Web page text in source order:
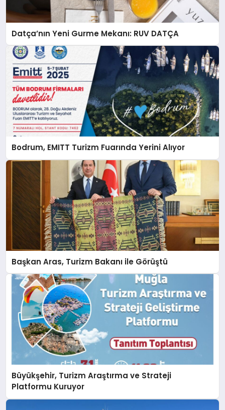
Datça’nın Yeni Gurme Mekanı: RUV DATÇA
Bodrum, EMITT Turizm Fuarında Yerini Alıyor
Başkan Aras, Turizm Bakanı ile Görüştü
Büyükşehir, Turizm Araştırma ve Strateji
Platformu Kuruyor